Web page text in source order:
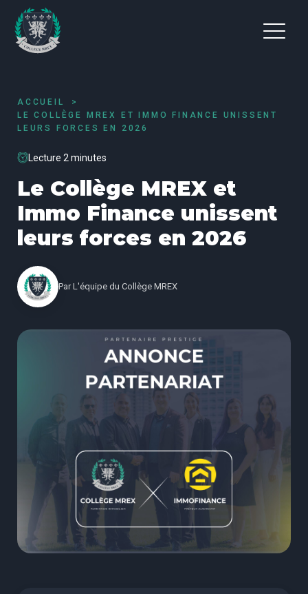
ACCUEIL
LE COLLÈGE MREX ET IMMO FINANCE UNISSENT
LEURS FORCES EN 2026
Lecture 2 minutes
Le Collège MREX et
Immo Finance unissent
leurs forces en 2026
Par L'équipe du Collège MREX